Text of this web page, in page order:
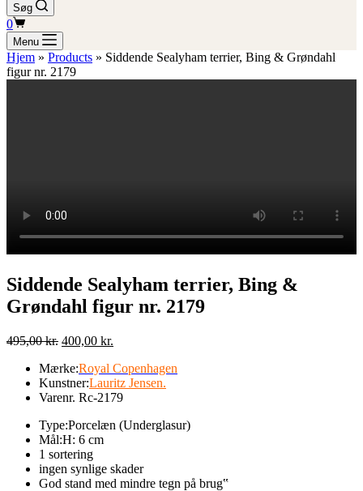
Søg
Indkøbskurv
0
Menu
Hjem » Products » Siddende Sealyham terrier, Bing & Grøndahl
figur nr. 2179
Siddende Sealyham terrier, Bing &
Grøndahl figur nr. 2179
495,00kr. Den
pris
var:
495,00 kr..
400,00 kr.
pris
er:
400,00 kr..
Mærke:Royal Copenhagen
Kunstner:Lauritz Jensen.
Varenr. Rc-2179
Type:Porcelæn (Underglasur)
Mål:H: 6 cm
1 sortering
ingen synlige skader
God stand med mindre tegn på brug‟